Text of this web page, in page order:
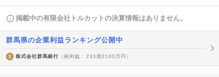
掲載中の有限会社トルカットの決算情報はありません。
群馬県の企業利益ランキング公開中
1 株式会社群馬銀行 （純利益 : 233億2100万円）